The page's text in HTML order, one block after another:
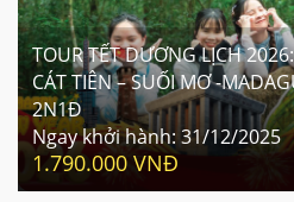
TOUR TẾT DƯƠNG LỊCH
CÁT TIÊN – SUỐI MƠ -
2N1Đ
Ngay khởi hành: 31/12/2025
1.790.000 VNĐ